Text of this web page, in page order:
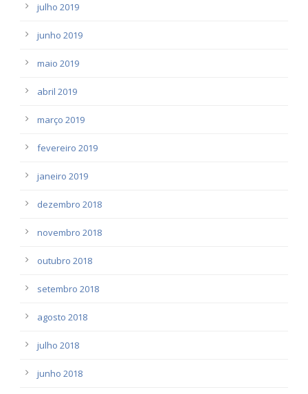
julho 2019
junho 2019
maio 2019
abril 2019
março 2019
fevereiro 2019
janeiro 2019
dezembro 2018
novembro 2018
outubro 2018
setembro 2018
agosto 2018
julho 2018
junho 2018